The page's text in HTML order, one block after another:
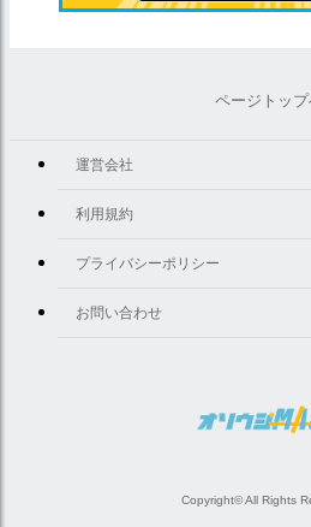
ページトップ
運営会社
利用規約
プライバシーポリシー
お問い合わせ
Copyright© All Rights